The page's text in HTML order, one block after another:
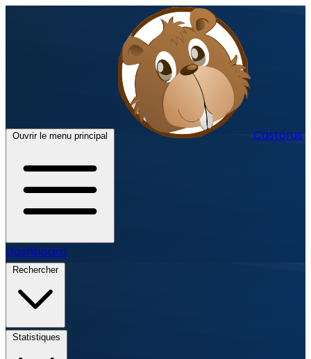
Ouvrir le menu principal Castorus
Dashboard
Rechercher
Statistiques